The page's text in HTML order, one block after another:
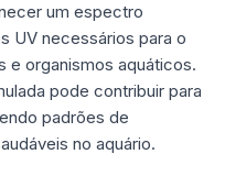
um espectro
UV necessários para o
e organismos aquáticos.
pode contribuir para
padrões de
no aquário.